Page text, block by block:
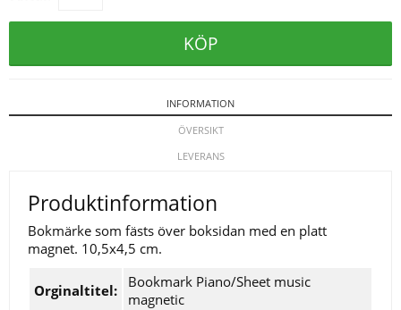
KÖP
INFORMATION
ÖVERSIKT
LEVERANS
Produktinformation
Bokmärke som fästs över boksidan med en platt
magnet. 10,5x4,5 cm.
Orginaltitel:
Bookmark Piano/Sheet music
magnetic